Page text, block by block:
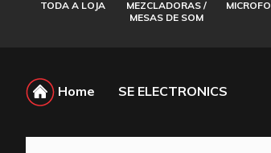
TODA A LOJA
MEZCLADORAS /
MESAS DE SOM
Home SE ELECTRONICS